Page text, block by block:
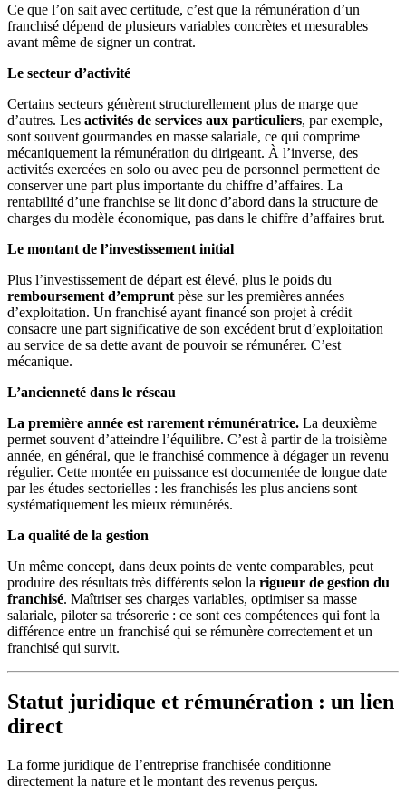
Ce que l’on sait avec certitude, c’est que la rémunération d’un
franchisé dépend de plusieurs variables concrètes et mesurables
avant même de signer un contrat.
Le secteur d’activité
Certains secteurs génèrent structurellement plus de marge que
d’autres. Les activités de services aux particuliers, par exemple,
sont souvent gourmandes en masse salariale, ce qui comprime
mécaniquement la rémunération du dirigeant. À l’inverse, des
activités exercées en solo ou avec peu de personnel permettent de
conserver une part plus importante du chiffre d’affaires. La
rentabilité d’une franchise se lit donc d’abord dans la structure de
charges du modèle économique, pas dans le chiffre d’affaires brut.
Le montant de l’investissement initial
Plus l’investissement de départ est élevé, plus le poids du
remboursement d’emprunt pèse sur les premières années
d’exploitation. Un franchisé ayant financé son projet à crédit
consacre une part significative de son excédent brut d’exploitation
au service de sa dette avant de pouvoir se rémunérer. C’est
mécanique.
L’ancienneté dans le réseau
La première année est rarement rémunératrice. La deuxième
permet souvent d’atteindre l’équilibre. C’est à partir de la troisième
année, en général, que le franchisé commence à dégager un revenu
régulier. Cette montée en puissance est documentée de longue date
par les études sectorielles : les franchisés les plus anciens sont
systématiquement les mieux rémunérés.
La qualité de la gestion
Un même concept, dans deux points de vente comparables, peut
produire des résultats très différents selon la rigueur de gestion du
franchisé. Maîtriser ses charges variables, optimiser sa masse
salariale, piloter sa trésorerie : ce sont ces compétences qui font la
différence entre un franchisé qui se rémunère correctement et un
franchisé qui survit.
Statut juridique et rémunération : un lien
direct
La forme juridique de l’entreprise franchisée conditionne
directement la nature et le montant des revenus perçus.